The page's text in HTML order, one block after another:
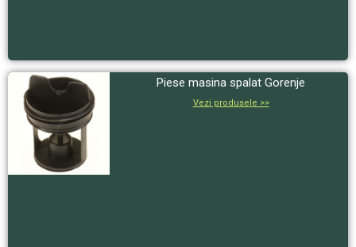
Piese masina spalat Gorenje
Vezi produsele >>